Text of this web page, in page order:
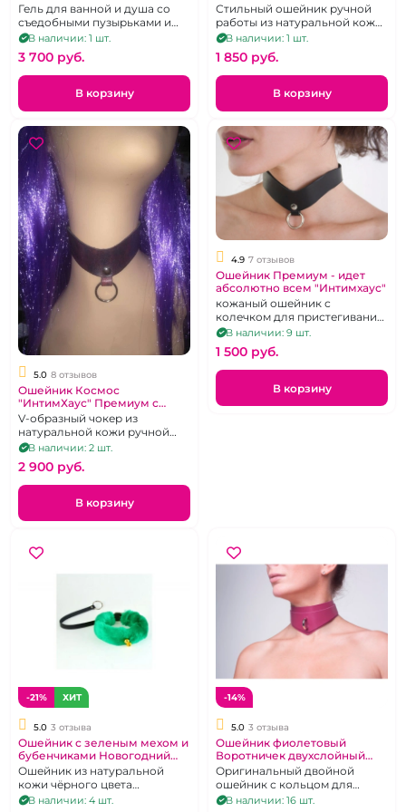
Гель для ванной и душа со
съедобными пузырьками и
пеной
В наличии: 1 шт.
3 700 pуб.
В корзину
кольцом.
Стильный ошейник ручной
работы из натуральной кожи
цвета пыльной розы.
В наличии: 1 шт.
1 850 pуб.
В корзину
5.0 8 отзывов
Ошейник Космос
"ИнтимХаус" Премиум с
кольцом для поводка
V-образный чокер из
натуральной кожи ручной
окраски
В наличии: 2 шт.
2 900 pуб.
В корзину
4.9 7 отзывов
Ошейник Премиум - идет
абсолютно всем "Интимхаус"
кожаный ошейник с
колечком для пристегивания
поводка V - образный
В наличии: 9 шт.
1 500 pуб.
В корзину
-21% ХИТ
5.0 3 отзыва
Ошейник с зеленым мехом и
бубенчиками Новогодний
"ИнтимХаус"
Ошейник из натуральной
кожи чёрного цвета
дополненный съемным
В наличии: 4 шт.
-14%
5.0 3 отзыва
Ошейник фиолетовый
Воротничек двухслойный
"ИнтимХаус" СанСтоун
Оригинальный двойной
ошейник с кольцом для
поводка.
В наличии: 16 шт.